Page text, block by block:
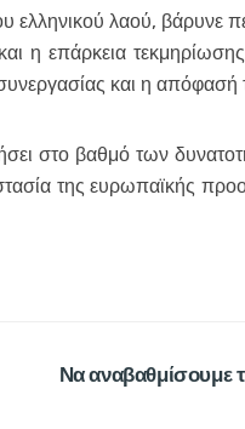
ελληνικού λαού, βάρυνε
η επάρκεια
και η απόφασή
στο βαθμό των
της ευρωπαϊκής
Να αναβαθμίσουμε